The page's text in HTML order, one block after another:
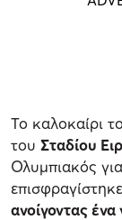
Το καλοκαίρι
του Σταδίου
Ολυμπιακός
ανοίγοντας